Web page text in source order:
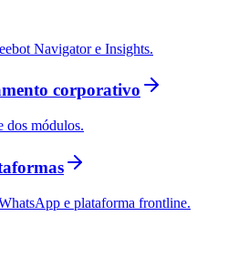
Navigator e Insights.
corporativo
dos módulos.
e plataforma frontline.